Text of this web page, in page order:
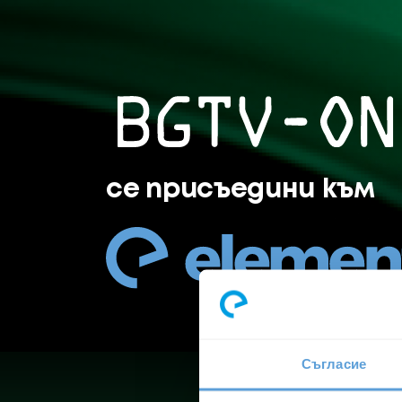
Съгласие
се присъедини към